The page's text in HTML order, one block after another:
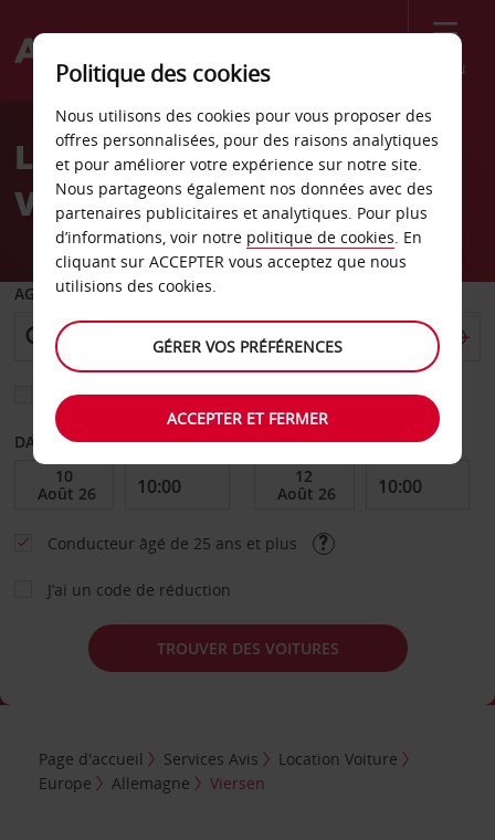
Menu
Welcome
AvisLocation de voiture
Viersen
AGENCE DE DÉPART
Sélectionnez une autre agence de retour
DATE DE DÉBUT DATE DE FIN
Conducteur âgé de 25 ans et plus
J’ai un code de réduction
TROUVER DES VOITURES
Page d'accueil Services Avis
Location Voiture
Europe
Allemagne Viersen
Politique des cookies
Nous utilisons des cookies pour vous proposer des
offres personnalisées, pour des raisons analytiques
et pour améliorer votre expérience sur notre site.
Nous partageons également nos données avec des
partenaires publicitaires et analytiques. Pour plus
d’informations, voir notre politique de cookies. En
cliquant sur ACCEPTER vous acceptez que nous
utilisions des cookies.
GÉRER VOS PRÉFÉRENCES
ACCEPTER ET FERMER